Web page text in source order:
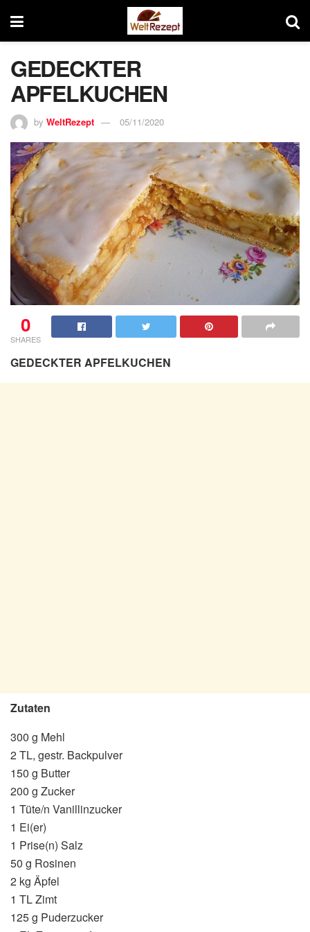
GEDECKTER
APFELKUCHEN
by WeltRezept 05/11/2020
0
SHARES
GEDECKTER APFELKUCHEN
Zutaten
300 g Mehl
2 TL, gestr. Backpulver
150 g Butter
200 g Zucker
1 Tüte/n Vanillinzucker
1 Ei(er)
1 Prise(n) Salz
50 g Rosinen
2 kg Äpfel
1 TL Zimt
125 g Puderzucker